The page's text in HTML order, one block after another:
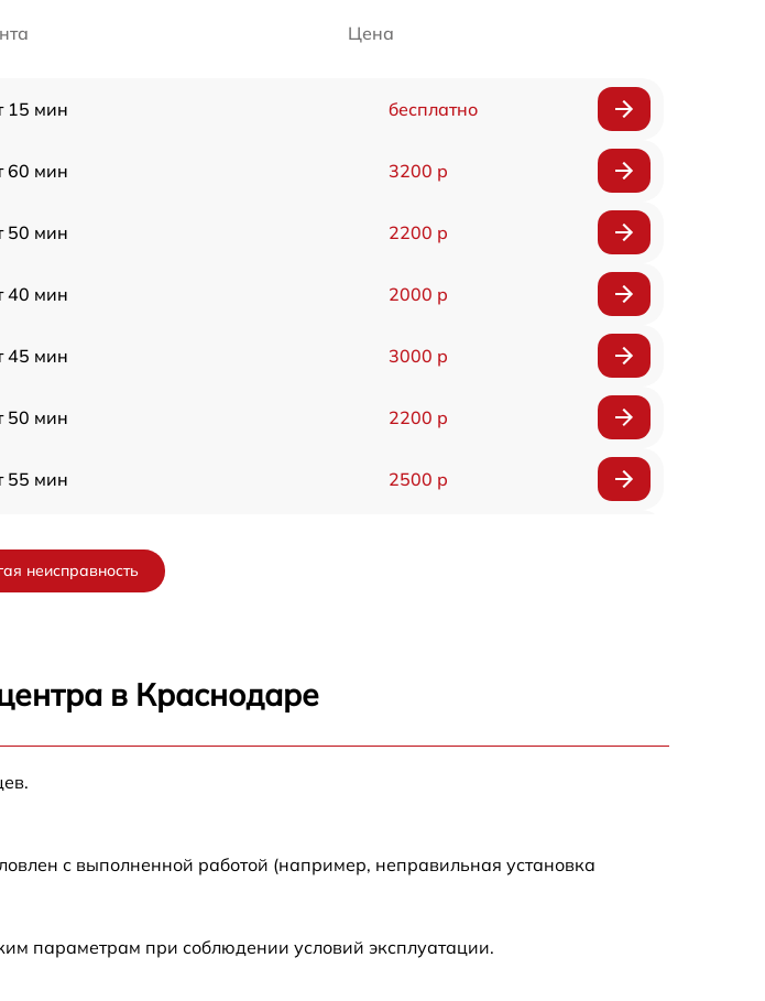
Цена
15 мин бесплатно
60 мин 3200 р
50 мин 2200 р
40 мин 2000 р
45 мин 3000 р
50 мин 2200 р
55 мин 2500 р
60 мин
неисправность
в Краснодаре
с выполненной работой (например, неправильная установка
параметрам при соблюдении условий эксплуатации.